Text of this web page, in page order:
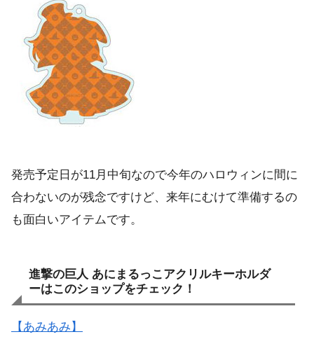
発売予定日が11月中旬なので今年のハロウィンに間に
合わないのが残念ですけど、来年にむけて準備するの
も面白いアイテムです。
進撃の巨人 あにまるっこアクリルキーホルダ
ーはこのショップをチェック！
【あみあみ】